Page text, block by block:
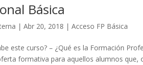
Básica
|Abr 20, 2018 |Acceso FP Básica
este curso? – ¿Qué es la Formación
formativa para aquellos alumnos que,